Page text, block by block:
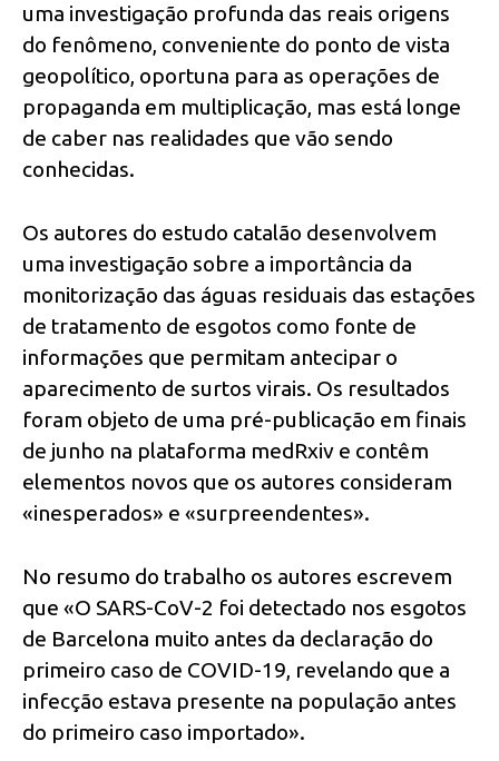
uma investigação profunda das reais origens
do fenômeno, conveniente do ponto de vista
geopolítico, oportuna para as operações de
propaganda em multiplicação, mas está longe
de caber nas realidades que vão sendo
conhecidas.
Os autores do estudo catalão desenvolvem
uma investigação sobre a importância da
monitorização das águas residuais das estações
de tratamento de esgotos como fonte de
informações que permitam antecipar o
aparecimento de surtos virais. Os resultados
foram objeto de uma pré-publicação em finais
de junho na plataforma medRxiv e contêm
elementos novos que os autores consideram
«inesperados» e «surpreendentes».
No resumo do trabalho os autores escrevem
que «O SARS-CoV-2 foi detectado nos esgotos
de Barcelona muito antes da declaração do
primeiro caso de COVID-19, revelando que a
infecção estava presente na população antes
do primeiro caso importado».